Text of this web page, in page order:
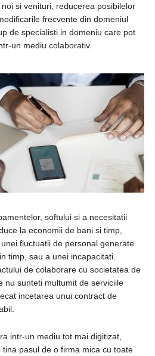
si venituri, reducerea posibilelor
frecvente din domeniul
de specialisti in domeniu care pot
un mediu colaborativ.
softului si a necesitatii
la economii de bani si timp,
fluctuatii de personal generate
timp, sau a unei incapacitati.
de colaborare cu societatea de
nu sunteti multumit de serviciile
incetarea unui contract de
intr-un mediu tot mai digitizat,
pasul de o firma mica cu toate